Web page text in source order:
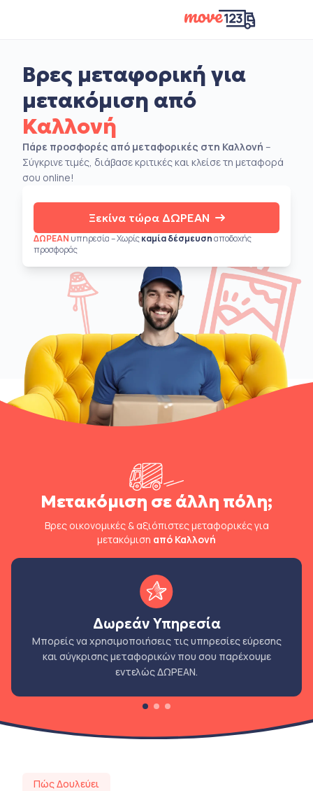
Βρες μεταφορική για
μετακόμιση από
Καλλονή
Πάρε προσφορές από μεταφορικές στη Καλλονή –
Σύγκρινε τιμές, διάβασε κριτικές και κλείσε τη μεταφορά
σου online!
Ξεκίνα τώρα ΔΩΡΕΑΝ
ΔΩΡΕΑΝ υπηρεσία – Χωρίςκαμία δέσμευσηαποδοχής
προσφοράς
Μετακόμιση σε άλλη πόλη;
Βρες οικονομικές & αξιόπιστες μεταφορικές για
μετακόμιση από Καλλονή
Δωρεάν Υπηρεσία
Μπορείς να χρησιμοποιήσεις τις υπηρεσίες εύρεσης
και σύγκρισης μεταφορικών που σου παρέχουμε
εντελώς ΔΩΡΕΑΝ.
Πώς Δουλεύει